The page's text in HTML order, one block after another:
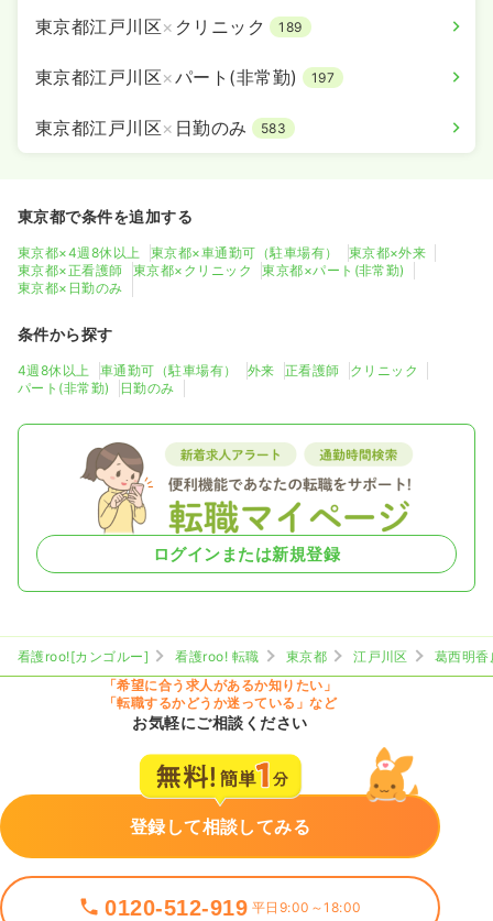
東京都江戸川区× クリニック 189
東京都江戸川区×パート(非常勤) 197
東京都江戸川区× 日勤のみ 583
東京都で条件を追加する
東京都×4週8休以上 東京都×車通勤可（駐車場有）
東京都×外来
東京都×正看護師
東京都×クリニック
東京都×パート(非常勤)
東京都×日勤のみ
条件から探す
4週8休以上 車通勤可（駐車場有） 外来 正看護師
クリニック
パート(非常勤)
日勤のみ
ログインまたは新規登録
看護roo![カンゴルー] 看護roo! 転職 東京都 江戸川区
葛西明香
「希望に合う求人があるか知りたい」
「転職するかどうか迷っている」など
お気軽にご相談ください
登録して相談してみる
0120-512-919 平日9:00～18:00